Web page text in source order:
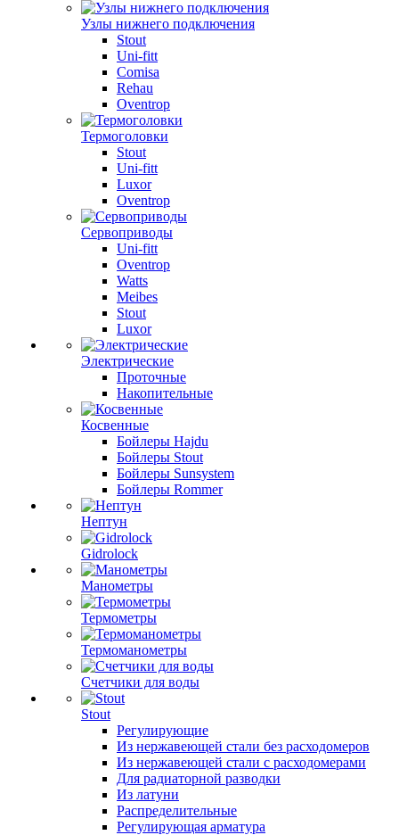
Узлы нижнего подключения
Stout
Uni-fitt
Comisa
Rehau
Oventrop
Термоголовки
Stout
Uni-fitt
Luxor
Oventrop
Сервоприводы
Uni-fitt
Oventrop
Watts
Meibes
Stout
Luxor
Электрические
Проточные
Накопительные
Косвенные
Бойлеры Hajdu
Бойлеры Stout
Бойлеры Sunsystem
Бойлеры Rommer
Нептун
Gidrolock
Манометры
Термометры
Термоманометры
Счетчики для воды
Stout
Регулирующие
Из нержавеющей стали без расходомеров
Из нержавеющей стали с расходомерами
Для радиаторной разводки
Из латуни
Распределительные
Регулирующая арматура